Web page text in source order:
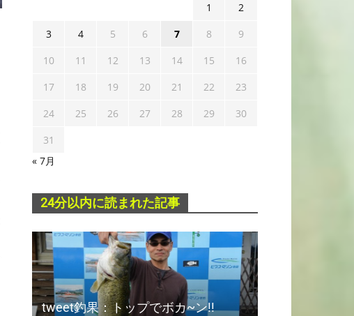
1
2
3
4 5 6 7 8
9
10
11 12 13 14 15
16
17
18 19 20 21 22
23
24
25 26 27 28 29
30
31
« 7月
24分以内に読まれた記事
tweet釣果：トップでボカ~ン!!